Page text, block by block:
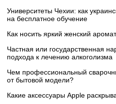
Университеты Чехии: как
на бесплатное обучение
Как носить яркий женский
Частная или государственная
подхода к лечению алкоголизма
Чем профессиональный
от бытовой модели?
Какие аксессуары Apple